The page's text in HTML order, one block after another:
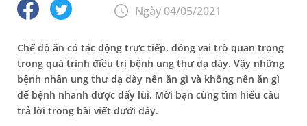
Ngày 04/05/2021
Chế độ ăn có tác động trực tiếp, đóng vai trò quan trọng
trong quá trình điều trị bệnh ung thư dạ dày. Vậy những
bệnh nhân ung thư dạ dày nên ăn gì và không nên ăn gì
để bệnh nhanh được đẩy lùi. Mời bạn cùng tìm hiểu câu
trả lời trong bài viết dưới đây.